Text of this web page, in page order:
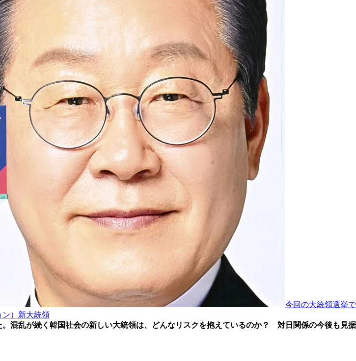
今回の大統領選挙で
ン）新大統領
混乱が続く韓国社会の新しい大統領は、どんなリスクを抱えているのか？ 対日関係の今後も見据